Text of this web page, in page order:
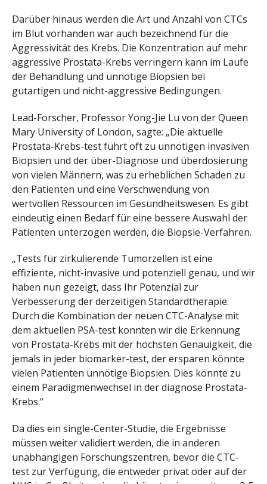
Darüber hinaus werden die Art und Anzahl von CTCs
im Blut vorhanden war auch bezeichnend für die
Aggressivität des Krebs. Die Konzentration auf mehr
aggressive Prostata-Krebs verringern kann im Laufe
der Behandlung und unnötige Biopsien bei
gutartigen und nicht-aggressive Bedingungen.
Lead-Forscher, Professor Yong-Jie Lu von der Queen
Mary University of London, sagte: „Die aktuelle
Prostata-Krebs-test führt oft zu unnötigen invasiven
Biopsien und der über-Diagnose und überdosierung
von vielen Männern, was zu erheblichen Schaden zu
den Patienten und eine Verschwendung von
wertvollen Ressourcen im Gesundheitswesen. Es gibt
eindeutig einen Bedarf für eine bessere Auswahl der
Patienten unterzogen werden, die Biopsie-Verfahren.
„Tests für zirkulierende Tumorzellen ist eine
effiziente, nicht-invasive und potenziell genau, und wir
haben nun gezeigt, dass Ihr Potenzial zur
Verbesserung der derzeitigen Standardtherapie.
Durch die Kombination der neuen CTC-Analyse mit
dem aktuellen PSA-test konnten wir die Erkennung
von Prostata-Krebs mit der höchsten Genauigkeit, die
jemals in jeder biomarker-test, der ersparen könnte
vielen Patienten unnötige Biopsien. Dies könnte zu
einem Paradigmenwechsel in der diagnose Prostata-
Krebs.“
Da dies ein single-Center-Studie, die Ergebnisse
müssen weiter validiert werden, die in anderen
unabhängigen Forschungszentren, bevor die CTC-
test zur Verfügung, die entweder privat oder auf der